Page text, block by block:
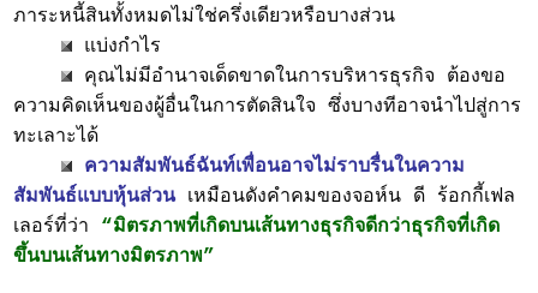
ภาระหนี้สินทั้งหมดไม่ใช่ครึ่งเดียวหรือบางส่วน
แบ่งกำไร
คุณไม่มีอำนาจเด็ดขาดในการบริหารธุรกิจ ต้องขอ
ความคิดเห็นของผู้อื่นในการตัดสินใจ ซึ่งบางทีอาจนำไปสู่การ
ทะเลาะได้
ความสัมพันธ์ฉันท์เพื่อนอาจไม่ราบรื่นในความ
สัมพันธ์แบบหุ้นส่วนเหมือนดังคำคมของจอห์น ดี ร้อกกี้เฟล
เลอร์ที่ว่า “มิตรภาพที่เกิดบนเส้นทางธุรกิจดีกว่าธุรกิจที่เกิด
ขึ้นบนเส้นทางมิตรภาพ”